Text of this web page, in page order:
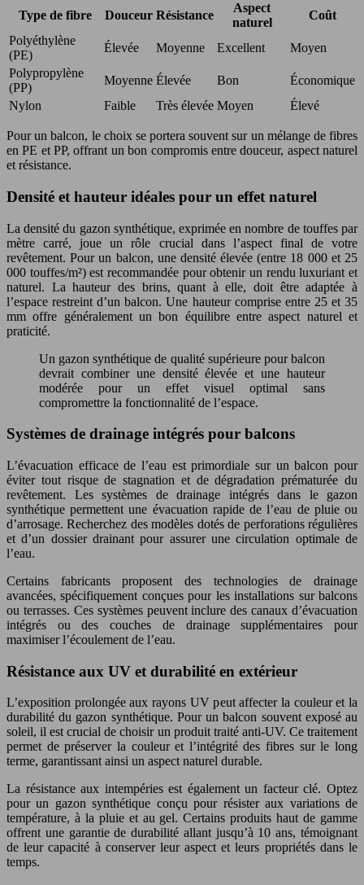
Type de fibre Douceur Résistance
Aspect
naturel
Coût
Polyéthylène
(PE)
Élevée Moyenne Excellent
Moyen
Polypropylène
(PP)
Moyenne Élevée Bon
Économique
Nylon
Faible Très élevée Moyen Élevé
Pour un balcon, le choix se portera souvent sur un mélange de fibres
en PE et PP, offrant un bon compromis entre douceur, aspect naturel
et résistance.
Densité et hauteur idéales pour un effet naturel
La densité du gazon synthétique, exprimée en nombre de touffes par
mètre carré, joue un rôle crucial dans l’aspect final de votre
revêtement. Pour un balcon, une densité élevée (entre 18 000 et 25
000 touffes/m²) est recommandée pour obtenir un rendu luxuriant et
naturel. La hauteur des brins, quant à elle, doit être adaptée à
l’espace restreint d’un balcon. Une hauteur comprise entre 25 et 35
mm offre généralement un bon équilibre entre aspect naturel et
praticité.
Un gazon synthétique de qualité supérieure pour balcon
devrait combiner une densité élevée et une hauteur
modérée pour un effet visuel optimal sans
compromettre la fonctionnalité de l’espace.
Systèmes de drainage intégrés pour balcons
L’évacuation efficace de l’eau est primordiale sur un balcon pour
éviter tout risque de stagnation et de dégradation prématurée du
revêtement. Les systèmes de drainage intégrés dans le gazon
synthétique permettent une évacuation rapide de l’eau de pluie ou
d’arrosage. Recherchez des modèles dotés de perforations régulières
et d’un dossier drainant pour assurer une circulation optimale de
l’eau.
Certains fabricants proposent des technologies de drainage
avancées, spécifiquement conçues pour les installations sur balcons
ou terrasses. Ces systèmes peuvent inclure des canaux d’évacuation
intégrés ou des couches de drainage supplémentaires pour
maximiser l’écoulement de l’eau.
Résistance aux UV et durabilité en extérieur
L’exposition prolongée aux rayons UV peut affecter la couleur et la
durabilité du gazon synthétique. Pour un balcon souvent exposé au
soleil, il est crucial de choisir un produit traité anti-UV. Ce traitement
permet de préserver la couleur et l’intégrité des fibres sur le long
terme, garantissant ainsi un aspect naturel durable.
La résistance aux intempéries est également un facteur clé. Optez
pour un gazon synthétique conçu pour résister aux variations de
température, à la pluie et au gel. Certains produits haut de gamme
offrent une garantie de durabilité allant jusqu’à 10 ans, témoignant
de leur capacité à conserver leur aspect et leurs propriétés dans le
temps.